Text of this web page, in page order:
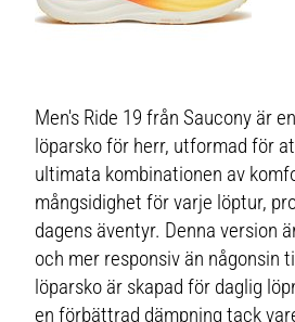
Men's Ride 19 från Saucony är
löparsko för herr, utformad för
ultimata kombinationen av
mångsidighet för varje löptur,
dagens äventyr. Denna version
och mer responsiv än någonsin
löparsko är skapad för daglig
en förbättrad dämpning tack